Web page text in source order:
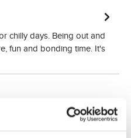
chilly days. Being out and
fun and bonding time. It's